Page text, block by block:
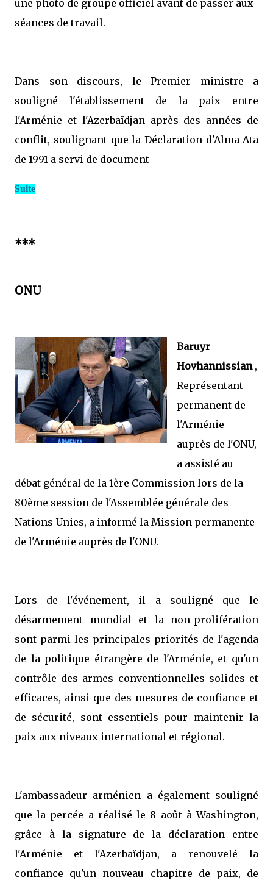
une photo de groupe officiel avant de passer aux
séances de travail.
Dans son discours, le Premier ministre a
souligné l'établissement de la paix entre
l'Arménie et l'Azerbaïdjan après des années de
conflit, soulignant que la Déclaration d'Alma-Ata
de 1991 a servi de document
Suite
***
ONU
Baruyr
Hovhannissian,
Représentant
permanent de
l'Arménie
auprès de l'ONU,
a assisté au
débat général de la 1ère Commission lors de la
80ème session de l'Assemblée générale des
Nations Unies, a informé la Mission permanente
de l'Arménie auprès de l'ONU.
Lors de l'événement, il a souligné que le
désarmement mondial et la non-prolifération
sont parmi les principales priorités de l'agenda
de la politique étrangère de l'Arménie, et qu'un
contrôle des armes conventionnelles solides et
efficaces, ainsi que des mesures de confiance et
de sécurité, sont essentiels pour maintenir la
paix aux niveaux international et régional.
L'ambassadeur arménien a également souligné
que la percée a réalisé le 8 août à Washington,
grâce à la signature de la déclaration entre
l'Arménie et l'Azerbaïdjan, a renouvelé la
confiance qu'un nouveau chapitre de paix, de